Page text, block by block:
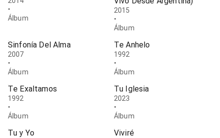
•
Álbum
2015
•
Álbum
Sinfonía Del Alma
2007
•
Álbum
Te Anhelo
1992
•
Álbum
Te Exaltamos
1992
•
Álbum
Tu Iglesia
2023
•
Álbum
Tu y Yo Viviré